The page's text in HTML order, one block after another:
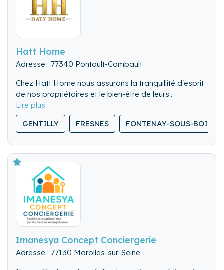
Hatt Home
Adresse : 77340 Pontault-Combault
Chez Hatt Home nous assurons la tranquillité d'esprit
de nos propriétaires et le bien-être de leurs
locataires, en offrant un service sur mesure et de
qualité, pour l'entretien et l'intendance de leur
résidence secondaire.
GENTILLY FRESNES FONTENAY-SOUS-BOIS
Imanesya Concept Conciergerie
Adresse : 77130 Marolles-sur-Seine